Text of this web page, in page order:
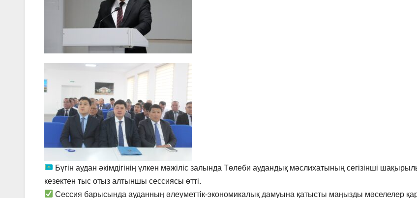
Бүгін аудан әкімдігінің үлкен мәжіліс залында Төлеби аудандық мәслихатының сегізінші
кезектен тыс отыз алтыншы сессиясы өтті.
Сессия барысында ауданның әлеуметтік-экономикалық дамуына қатысты маңызды мәселелер